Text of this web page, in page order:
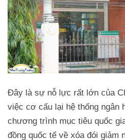
Đây là sự nỗ lực rất lớn của
việc cơ cấu lại hệ thống ngân
chương trình mục tiêu quốc
đồng quốc tế về xóa đói giảm